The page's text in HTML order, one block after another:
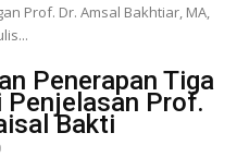
Prof. Dr. Amsal Bakhtiar, MA,
Penerapan Tiga
Penjelasan Prof.
Bakti